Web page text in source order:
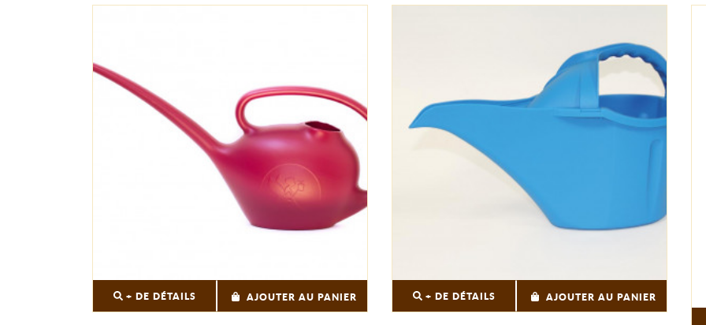
+ DE DÉTAILS AJOUTER AU PANIER + DE DÉTAILS AJOUTER AU PANIER